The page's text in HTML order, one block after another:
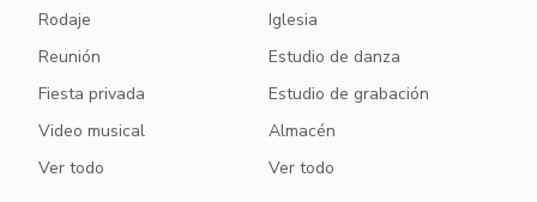
Rodaje
Reunión
Fiesta privada
Video musical
Ver todo
Iglesia
Estudio de danza
Estudio de grabación
Almacén
Ver todo